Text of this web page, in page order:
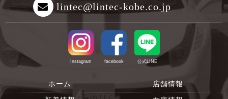
lintec@lintec-kobe.co.jp
Instagram facebook 公式LINE
ホーム 店舗情報